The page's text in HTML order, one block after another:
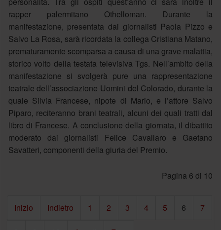
rapper palermitano Othelloman. Durante la
manifestazione, presentata dai giornalisti Paola Pizzo e
Salvo La Rosa, sarà ricordata la collega Cristiana Matano,
prematuramente scomparsa a causa di una grave malattia,
storico volto della testata televisiva Tgs. Nell’ambito della
manifestazione si svolgerà pure una rappresentazione
teatrale dell’associazione Uomini del Colorado, durante la
quale Silvia Francese, nipote di Mario, e l’attore Salvo
Piparo, reciteranno brani teatrali, alcuni dei quali tratti dal
libro di Francese. A conclusione della giornata, il dibattito
moderato dai giornalisti Felice Cavallaro e Gaetano
Savatteri, componenti della giuria del Premio.
Pagina 6 di 10
Inizio Indietro 1 2 3 4 5 6 7